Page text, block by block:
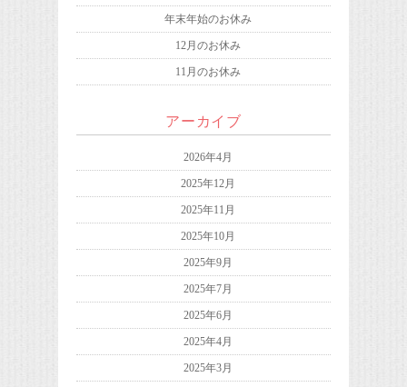
年末年始のお休み
12月のお休み
11月のお休み
アーカイブ
2026年4月
2025年12月
2025年11月
2025年10月
2025年9月
2025年7月
2025年6月
2025年4月
2025年3月